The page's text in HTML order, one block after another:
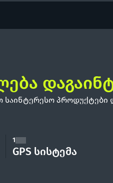
საინტერესო პროდუქტები
1
GPS სისტემა